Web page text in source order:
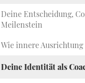
Deine Entscheidung,
Meilenstein
Wie innere
Deine Identität als